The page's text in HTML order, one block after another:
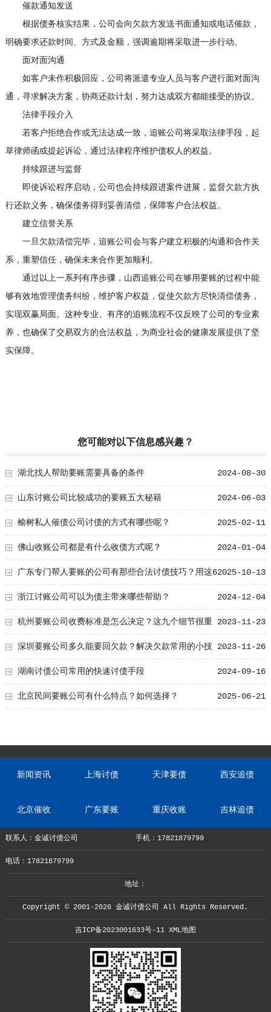
催款通知发送
根据债务核实结果，公司会向欠款方发送书面通知或电话催款，
明确要求还款时间、方式及金额，强调逾期将采取进一步行动。
面对面沟通
如客户未作积极回应，公司将派遣专业人员与客户进行面对面沟
通，寻求解决方案，协商还款计划，努力达成双方都能接受的协议。
法律手段介入
若客户拒绝合作或无法达成一致，追账公司将采取法律手段，起
草律师函或提起诉讼，通过法律程序维护债权人的权益。
持续跟进与监督
即使诉讼程序启动，公司也会持续跟进案件进展，监督欠款方执
行还款义务，确保债务得到妥善清偿，保障客户合法权益。
建立信誉关系
一旦欠款清偿完毕，追账公司会与客户建立积极的沟通和合作关
系，重塑信任，确保未来合作更加顺利。
通过以上一系列有序步骤，山西追账公司在够用要账的过程中能
够有效地管理债务纠纷，维护客户权益，促使欠款方尽快清偿债务，
实现双赢局面。这种专业、有序的追账流程不仅反映了公司的专业素
养，也确保了交易双方的合法权益，为商业社会的健康发展提供了坚
实保障。
您可能对以下信息感兴趣？
2024-08-30
湖北找人帮助要账需要具备的条件
2024-06-03
山东讨账公司比较成功的要账五大秘籍
2025-02-11
榆树私人催债公司讨债的方式有哪些呢？
2024-01-04
佛山收账公司都是有什么收债方式呢？
2025-10-13
广东专门帮人要账的公司有那些合法讨债技巧？用这6
个技巧快速收回欠款 2024-12-04
浙江讨账公司可以为债主带来哪些帮助？
2023-11-23
杭州要账公司收费标准是怎么决定？这九个细节很重
要 2023-11-26
深圳要账公司多久能要回欠款？解决欠款常用的小技
巧! 2024-09-16
湖南讨债公司常用的快速讨债手段
2025-06-21
北京民间要账公司有什么特点？如何选择？
新闻资讯 上海讨债 天津要债 西安追债
北京催收 广东要账 重庆收账 吉林追债
联系人：金诚讨债公司 手机：17821879799
电话：17821879799
地址：
Copyright © 2001-2026 金诚讨债公司 All Rights Reserved.
吉ICP备2023001633号-11 XML地图